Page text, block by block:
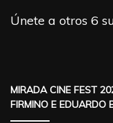
Únete a otros 6
MIRADA CINE FEST
FIRMINO E EDUARDO